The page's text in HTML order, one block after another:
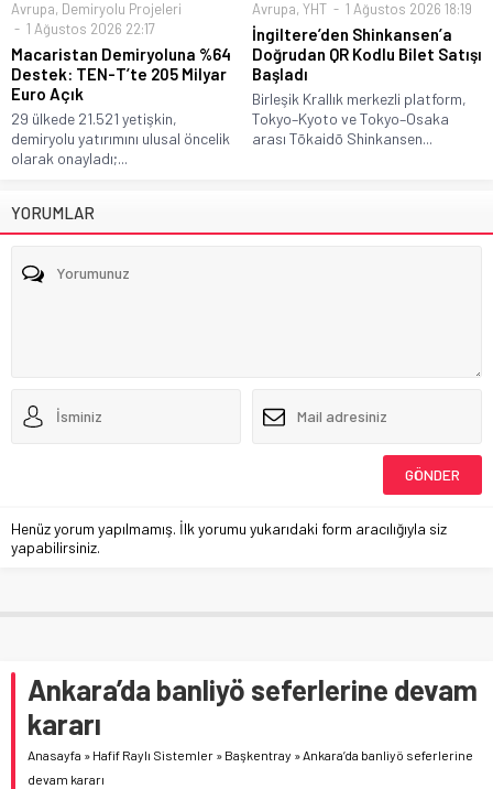
Avrupa, Demiryolu Projeleri
1 Ağustos 2026 22:17
Macaristan Demiryoluna %64
Destek: TEN-T’te 205 Milyar
Euro Açık
29 ülkede 21.521 yetişkin,
demiryolu yatırımını ulusal öncelik
olarak onayladı;...
Avrupa, YHT 1 Ağustos 2026 18:19
İngiltere’den Shinkansen’a
Doğrudan QR Kodlu Bilet Satışı
Başladı
Birleşik Krallık merkezli platform,
Tokyo–Kyoto ve Tokyo–Osaka
arası Tōkaidō Shinkansen...
YORUMLAR
Henüz yorum yapılmamış. İlk yorumu yukarıdaki form aracılığıyla siz
yapabilirsiniz.
Ankara’da banliyö seferlerine devam
kararı
Anasayfa » Hafif Raylı Sistemler » Başkentray »Ankara’da banliyö seferlerine
devam kararı